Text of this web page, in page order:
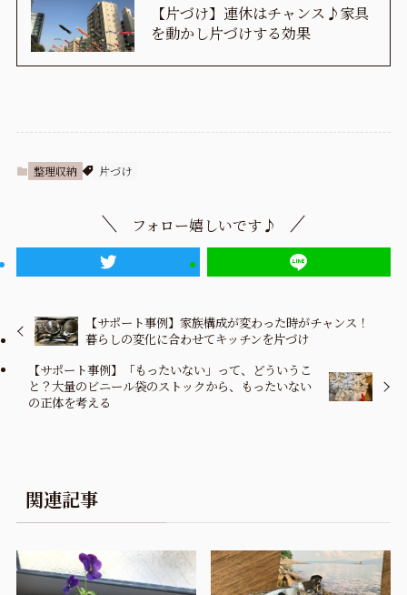
【片づけ】連休はチャンス♪家具
を動かし片づけする効果
整理収納 片づけ
フォロー嬉しいです♪
【サポート事例】家族構成が変わった時がチャンス！
暮らしの変化に合わせてキッチンを片づけ
【サポート事例】「もったいない」って、どういうこ
と？大量のビニール袋のストックから、もったいない
の正体を考える
関連記事